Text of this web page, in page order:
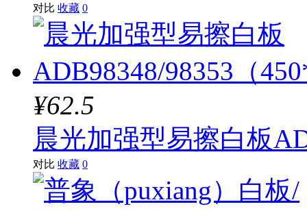
对比 收藏 0
¥62.5
晨光加强型易擦白板
对比 收藏 0